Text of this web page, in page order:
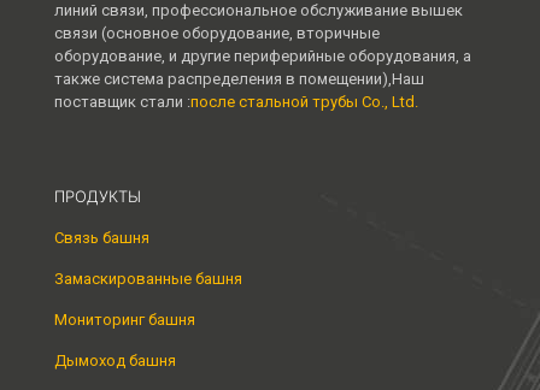
линий связи, профессиональное обслуживание вышек
связи (основное оборудование, вторичные
оборудование, и другие периферийные оборудования, а
также система распределения в помещении),Наш
поставщик стали :после стальной трубы Co., Ltd.
ПРОДУКТЫ
Связь башня
Замаскированные башня
Мониторинг башня
Дымоход башня